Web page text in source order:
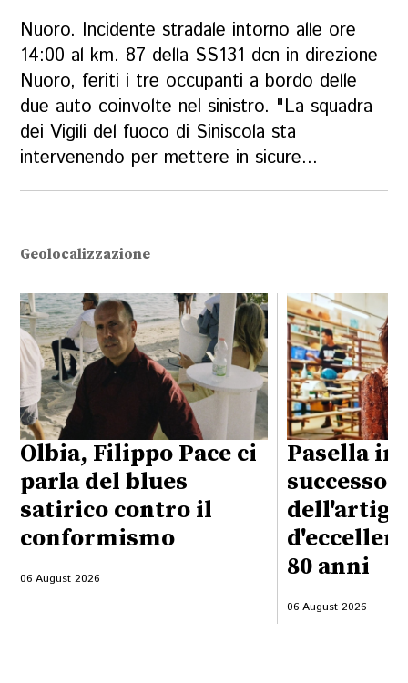
Nuoro. Incidente stradale intorno alle ore
14:00 al km. 87 della SS131 dcn in direzione
Nuoro, feriti i tre occupanti a bordo delle
due auto coinvolte nel sinistro. "La squadra
dei Vigili del fuoco di Siniscola sta
intervenendo per mettere in sicure...
Geolocalizzazione
Olbia, Filippo Pace ci
parla del blues
satirico contro il
conformismo
06 August 2026
Pasella in
successo
80 anni
06 August 2026